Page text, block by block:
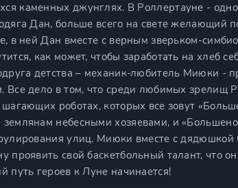
каменных джунглях. В Роллертауне -
Дан, больше всего на свете желающий
в ней Дан вместе с верным зверьком-
как может, чтобы заработать на хлеб
детства – механик-любитель Миюки -
Все дело в том, что среди любимых зрелищ
шагающих роботах, которых все зовут
небесными хозяевами, и
улиц. Миюки вместе с
проявить свой баскетбольный талант, что
путь героев к Луне начинается!